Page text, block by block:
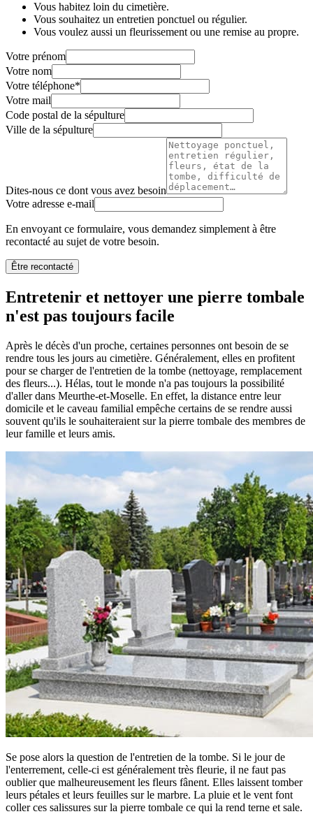
Vous habitez loin du cimetière.
Vous souhaitez un entretien ponctuel ou régulier.
Vous voulez aussi un fleurissement ou une remise au propre.
Votre prénom
Votre nom
Votre téléphone*
Votre mail
Code postal de la sépulture
Ville de la sépulture
Dites-nous ce dont vous avez besoin
Votre adresse e-mail
En envoyant ce formulaire, vous demandez simplement à être
recontacté au sujet de votre besoin.
Être recontacté
Entretenir et nettoyer une pierre tombale
n'est pas toujours facile
Après le décès d'un proche, certaines personnes ont besoin de se
rendre tous les jours au cimetière. Généralement, elles en profitent
pour se charger de l'entretien de la tombe (nettoyage, remplacement
des fleurs...). Hélas, tout le monde n'a pas toujours la possibilité
d'aller dans Meurthe-et-Moselle. En effet, la distance entre leur
domicile et le caveau familial empêche certains de se rendre aussi
souvent qu'ils le souhaiteraient sur la pierre tombale des membres de
leur famille et leurs amis.
Se pose alors la question de l'entretien de la tombe. Si le jour de
l'enterrement, celle-ci est généralement très fleurie, il ne faut pas
oublier que malheureusement les fleurs fânent. Elles laissent tomber
leurs pétales et leurs feuilles sur le marbre. La pluie et le vent font
coller ces salissures sur la pierre tombale ce qui la rend terne et sale.